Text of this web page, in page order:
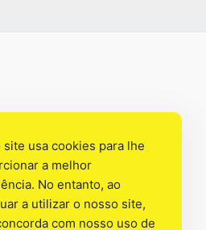
site usa cookies para lhe
a melhor
No entanto, ao
a utilizar o nosso site,
com nosso uso de